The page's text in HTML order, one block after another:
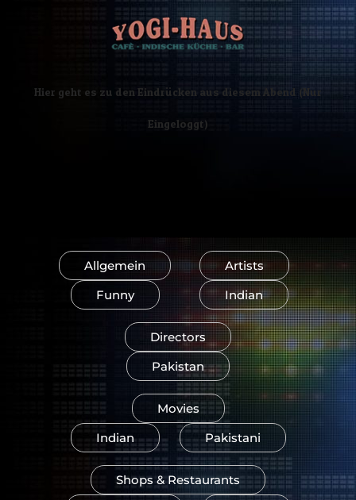
Hier geht es zu den Eindrücken aus diesem Abend (Nur
Eingeloggt)
Allgemein
Funny
Artists
Indian
Directors
Pakistan
Movies
Indian
Pakistani
Shops & Restaurants